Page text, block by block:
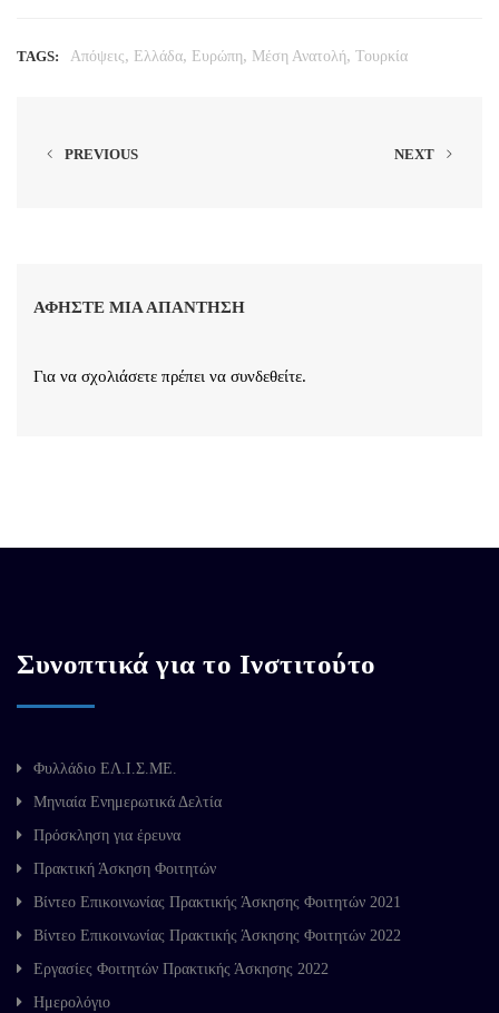
TAGS: Απόψεις, Ελλάδα, Ευρώπη, Μέση Ανατολή, Τουρκία
PREVIOUS NEXT
ΑΦΉΣΤΕ ΜΙΑ ΑΠΆΝΤΗΣΗ
Για να σχολιάσετε πρέπει να συνδεθείτε.
Συνοπτικά για το Ινστιτούτο
Φυλλάδιο ΕΛ.Ι.Σ.ΜΕ.
Μηνιαία Ενημερωτικά Δελτία
Πρόσκληση για έρευνα
Πρακτική Άσκηση Φοιτητών
Βίντεο Επικοινωνίας Πρακτικής Άσκησης Φοιτητών 2021
Βίντεο Επικοινωνίας Πρακτικής Άσκησης Φοιτητών 2022
Εργασίες Φοιτητών Πρακτικής Άσκησης 2022
Ημερολόγιο